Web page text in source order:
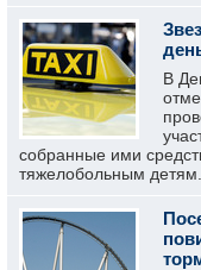
В
собранные ими
тяжелобольным детям.